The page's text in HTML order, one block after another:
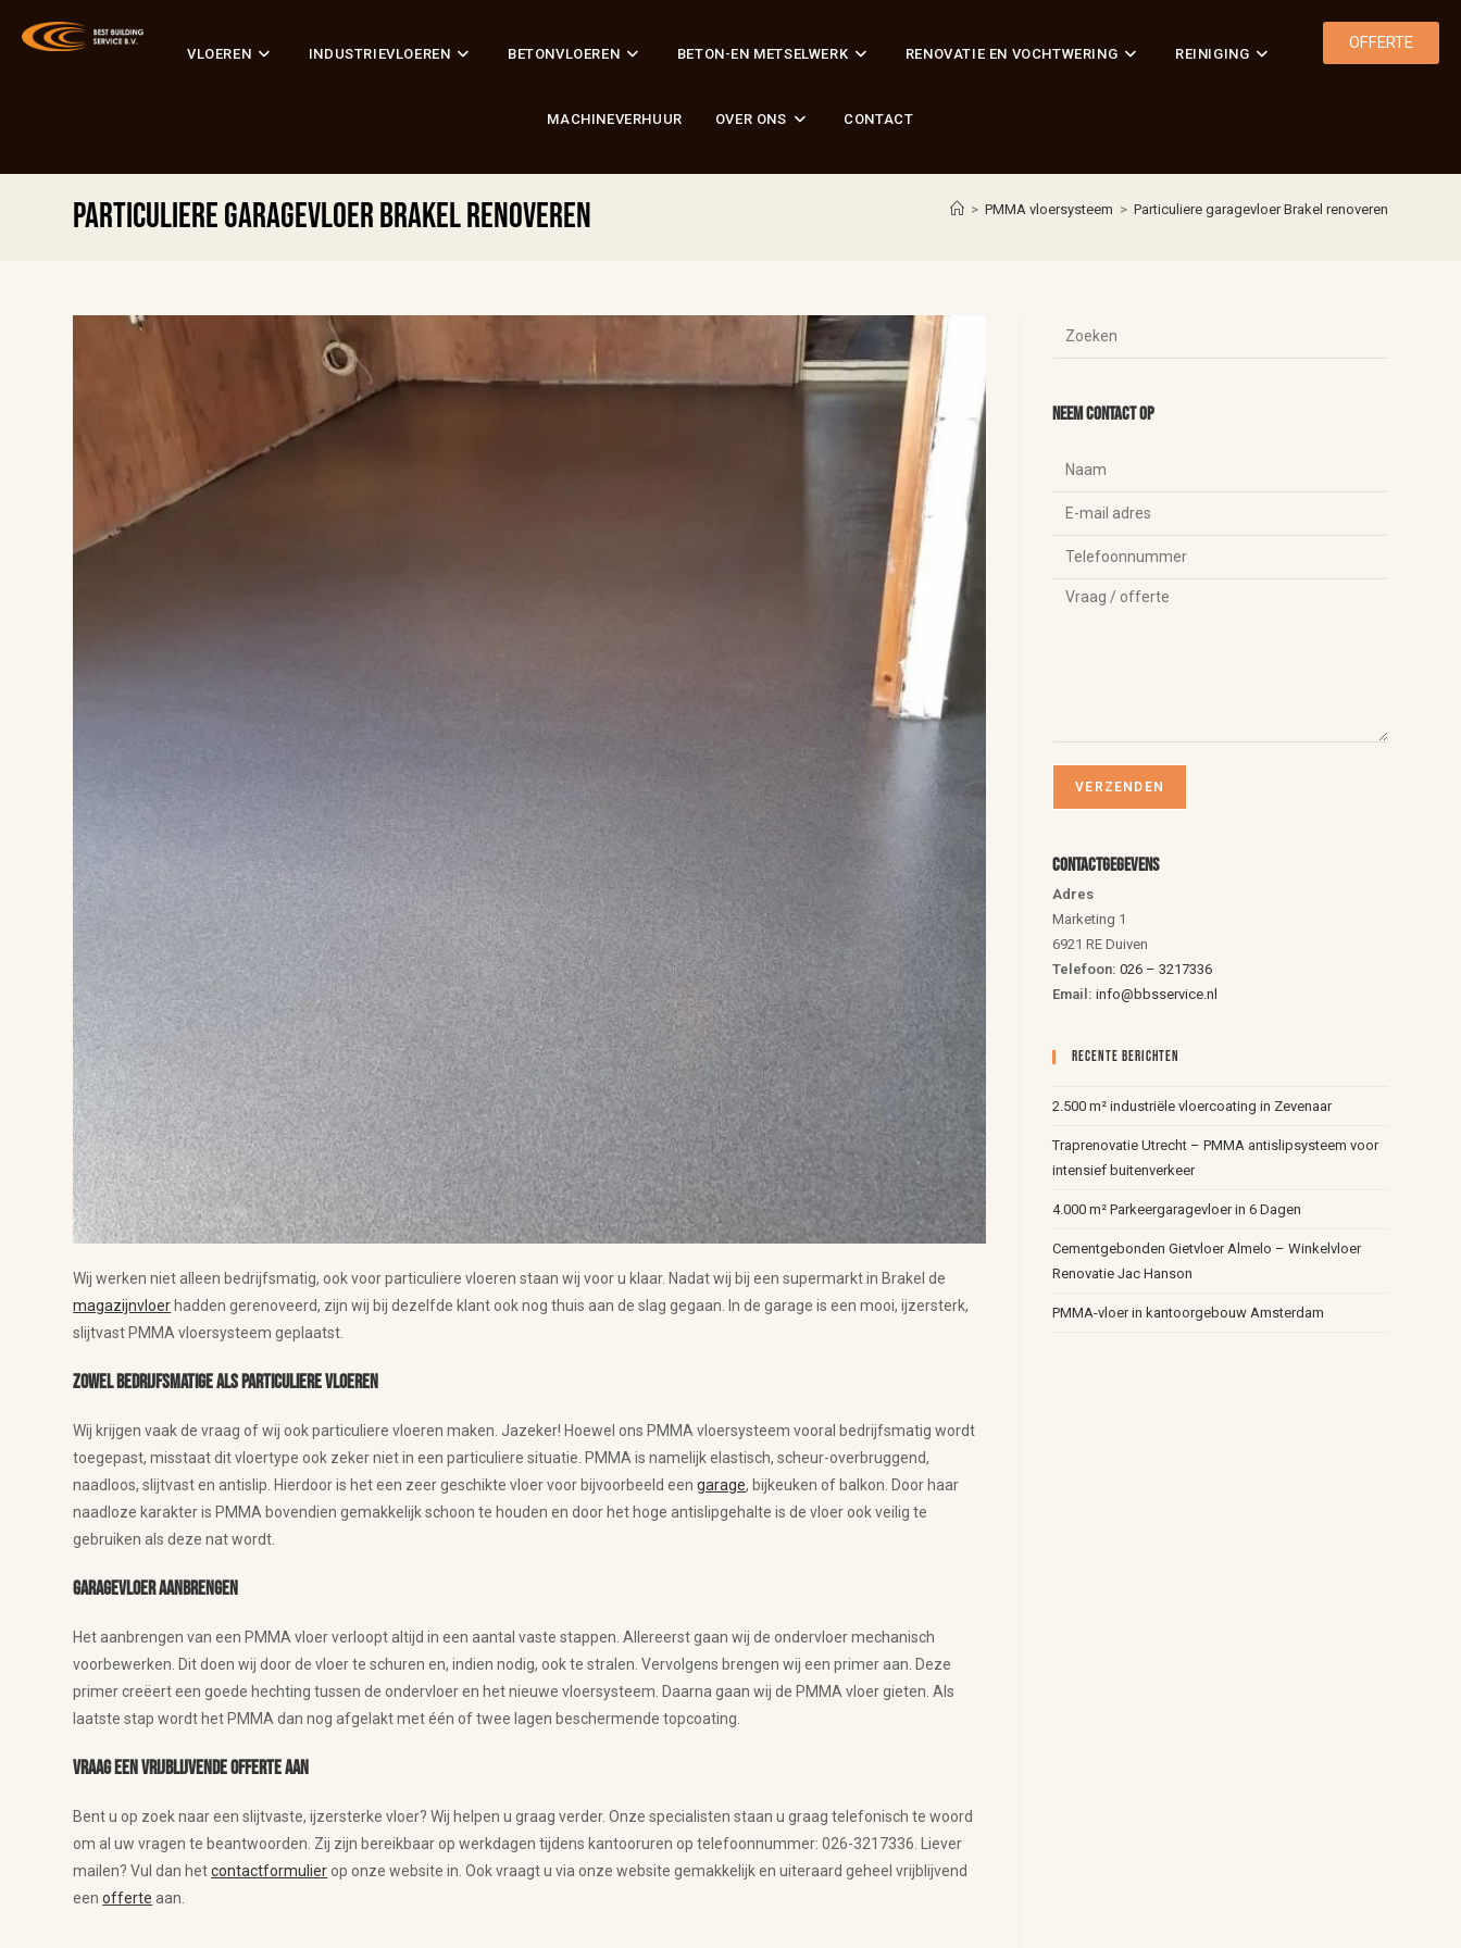
VLOEREN INDUSTRIEVLOEREN BETONVLOEREN BETON-EN METSELWERK RENOVATIE EN VOCHTWERING REINIGING
MACHINEVERHUUR OVER ONS CONTACT
OFFERTE
Particuliere garagevloer Brakel renoveren > PMMA vloersysteem > Particuliere garagevloer Brakel renoveren
Wij werken niet alleen bedrijfsmatig, ook voor particuliere vloeren staan wij voor u klaar. Nadat wij bij een supermarkt in Brakel de
magazijnvloer hadden gerenoveerd, zijn wij bij dezelfde klant ook nog thuis aan de slag gegaan. In de garage is een mooi, ijzersterk,
slijtvast PMMA vloersysteem geplaatst.
Zowel bedrijfsmatige als particuliere vloeren
Wij krijgen vaak de vraag of wij ook particuliere vloeren maken. Jazeker! Hoewel ons PMMA vloersysteem vooral bedrijfsmatig wordt
toegepast, misstaat dit vloertype ook zeker niet in een particuliere situatie. PMMA is namelijk elastisch, scheur-overbruggend,
naadloos, slijtvast en antislip. Hierdoor is het een zeer geschikte vloer voor bijvoorbeeld eengarage, bijkeuken of balkon. Door haar
naadloze karakter is PMMA bovendien gemakkelijk schoon te houden en door het hoge antislipgehalte is de vloer ook veilig te
gebruiken als deze nat wordt.
Garagevloer aanbrengen
Het aanbrengen van een PMMA vloer verloopt altijd in een aantal vaste stappen. Allereerst gaan wij de ondervloer mechanisch
voorbewerken. Dit doen wij door de vloer te schuren en, indien nodig, ook te stralen. Vervolgens brengen wij een primer aan. Deze
primer creëert een goede hechting tussen de ondervloer en het nieuwe vloersysteem. Daarna gaan wij de PMMA vloer gieten. Als
laatste stap wordt het PMMA dan nog afgelakt met één of twee lagen beschermende topcoating.
Vraag een vrijblijvende offerte aan
Bent u op zoek naar een slijtvaste, ijzersterke vloer? Wij helpen u graag verder. Onze specialisten staan u graag telefonisch te woord
om al uw vragen te beantwoorden. Zij zijn bereikbaar op werkdagen tijdens kantooruren op telefoonnummer: 026-3217336. Liever
mailen? Vul dan hetcontactformulierop onze website in. Ook vraagt u via onze website gemakkelijk en uiteraard geheel vrijblijvend
eenofferte aan.
Neem contact op
Contactgegevens
Adres
Marketing 1
6921 RE Duiven
Telefoon:026 – 3217336
Email: info@bbsservice.nl
Recente Berichten
2.500 m² industriële vloercoating in Zevenaar
Traprenovatie Utrecht – PMMA antislipsysteem voor
intensief buitenverkeer
4.000 m² Parkeergaragevloer in 6 Dagen
Cementgebonden Gietvloer Almelo – Winkelvloer
Renovatie Jac Hanson
PMMA-vloer in kantoorgebouw Amsterdam